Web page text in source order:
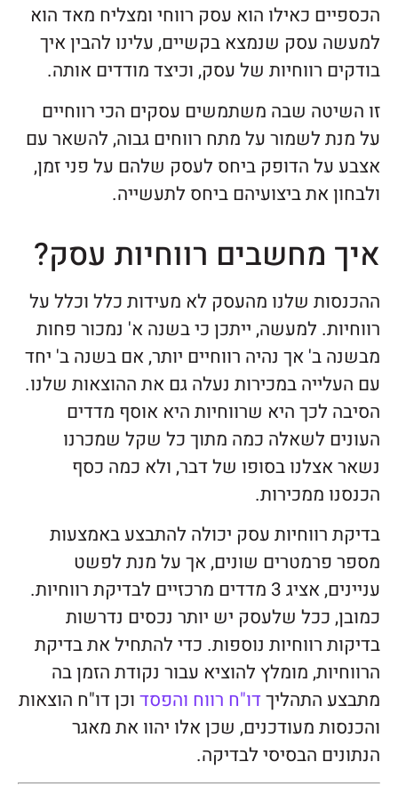
הכספיים כאילו הוא עסק רווחי ומצליח מאד הוא
למעשה עסק שנמצא בקשיים, עלינו להבין איך
בודקים רווחיות של עסק, וכיצד מודדים אותה.
זו השיטה שבה משתמשים עסקים הכי רווחיים
על מנת לשמור על מתח רווחים גבוה, להשאר עם
אצבע על הדופק ביחס לעסק שלהם על פני זמן,
ולבחון את ביצועיהם ביחס לתעשייה.
איך מחשבים רווחיות עסק?
ההכנסות שלנו מהעסק לא מעידות כלל וכלל על
רווחיות. למעשה, ייתכן כי בשנה א' נמכור פחות
מבשנה ב' אך נהיה רווחיים יותר, אם בשנה ב' יחד
עם העלייה במכירות נעלה גם את ההוצאות שלנו.
הסיבה לכך היא שרווחיות היא אוסף מדדים
העונים לשאלה כמה מתוך כל שקל שמכרנו
נשאר אצלנו בסופו של דבר, ולא כמה כסף
הכנסנו ממכירות.
בדיקת רווחיות עסק יכולה להתבצע באמצעות
מספר פרמטרים שונים, אך על מנת לפשט
עניינים, אציג 3 מדדים מרכזיים לבדיקת רווחיות.
כמובן, ככל שלעסק יש יותר נכסים נדרשות
בדיקות רווחיות נוספות. כדי להתחיל את בדיקת
הרווחיות, מומלץ להוציא עבור נקודת הזמן בה
מתבצע התהליךדו"ח רווח והפסדוכן דו"ח הוצאות
והכנסות מעודכנים, שכן אלו יהוו את מאגר
הנתונים הבסיסי לבדיקה.